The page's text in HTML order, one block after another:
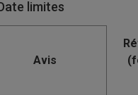
limites
Avis